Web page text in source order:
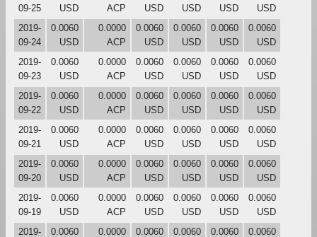
09-25
USD
ACP
USD
USD
USD
USD
2019-
09-24
0.0060
USD
0.0000
ACP
0.0060
USD
0.0060
USD
0.0060
USD
0.0060
USD
2019-
09-23
0.0060
USD
0.0000
ACP
0.0060
USD
0.0060
USD
0.0060
USD
0.0060
USD
2019-
09-22
0.0060
USD
0.0000
ACP
0.0060
USD
0.0060
USD
0.0060
USD
0.0060
USD
2019-
09-21
0.0060
USD
0.0000
ACP
0.0060
USD
0.0060
USD
0.0060
USD
0.0060
USD
2019-
09-20
0.0060
USD
0.0000
ACP
0.0060
USD
0.0060
USD
0.0060
USD
0.0060
USD
2019-
09-19
0.0060
USD
0.0000
ACP
0.0060
USD
0.0060
USD
0.0060
USD
0.0060
USD
2019-
0.0060
0.0000
0.0060
0.0060
0.0060
0.0060